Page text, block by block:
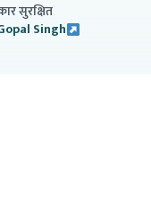
सुरक्षित
Singh